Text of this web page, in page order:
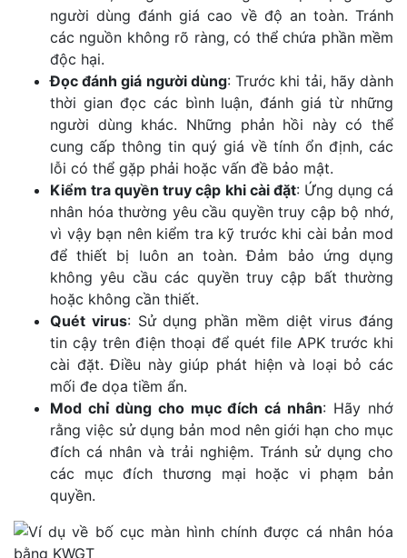
người dùng đánh giá cao về độ an toàn. Tránh
các nguồn không rõ ràng, có thể chứa phần mềm
độc hại.
Đọc đánh giá người dùng: Trước khi tải, hãy dành
thời gian đọc các bình luận, đánh giá từ những
người dùng khác. Những phản hồi này có thể
cung cấp thông tin quý giá về tính ổn định, các
lỗi có thể gặp phải hoặc vấn đề bảo mật.
Kiểm tra quyền truy cập khi cài đặt: Ứng dụng cá
nhân hóa thường yêu cầu quyền truy cập bộ nhớ,
vì vậy bạn nên kiểm tra kỹ trước khi cài bản mod
để thiết bị luôn an toàn. Đảm bảo ứng dụng
không yêu cầu các quyền truy cập bất thường
hoặc không cần thiết.
Quét virus: Sử dụng phần mềm diệt virus đáng
tin cậy trên điện thoại để quét file APK trước khi
cài đặt. Điều này giúp phát hiện và loại bỏ các
mối đe dọa tiềm ẩn.
Mod chỉ dùng cho mục đích cá nhân: Hãy nhớ
rằng việc sử dụng bản mod nên giới hạn cho mục
đích cá nhân và trải nghiệm. Tránh sử dụng cho
các mục đích thương mại hoặc vi phạm bản
quyền.